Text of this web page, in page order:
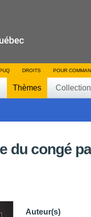
DROITS POUR
Thèmes
du congé
Auteur(s)